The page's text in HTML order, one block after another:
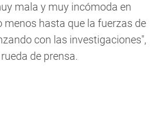
mala y muy incómoda en
menos hasta que la fuerzas de
con las investigaciones",
de prensa.